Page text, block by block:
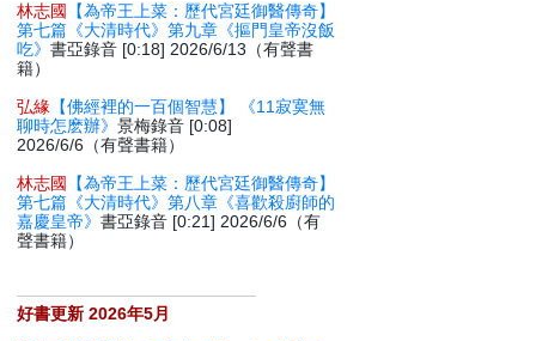
林志國
【為帝王上菜：歷代宮廷御醫傳奇】
第七篇《大清時代》第九章《摳門皇帝沒飯
吃》書亞錄音 [0:18] 2026/6/13（有聲書
籍）
弘緣 【佛經裡的一百個智慧】 《11寂寞無
聊時怎麽辦》景梅錄音 [0:08]
2026/6/6（有聲書籍）
林志國
【為帝王上菜：歷代宮廷御醫傳奇】
第七篇《大清時代》第八章《喜歡殺廚師的
嘉慶皇帝》書亞錄音 [0:21] 2026/6/6（有
聲書籍）
好書更新 2026年5月